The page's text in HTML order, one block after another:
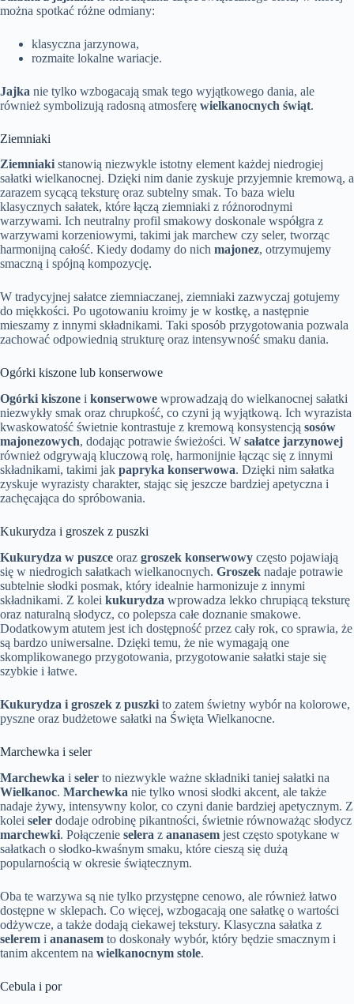
można spotkać różne odmiany:
klasyczna jarzynowa,
rozmaite lokalne wariacje.
Jajka nie tylko wzbogacają smak tego wyjątkowego dania, ale
również symbolizują radosną atmosferę wielkanocnych świąt.
Ziemniaki
Ziemniaki stanowią niezwykle istotny element każdej niedrogiej
sałatki wielkanocnej. Dzięki nim danie zyskuje przyjemnie kremową, a
zarazem sycącą teksturę oraz subtelny smak. To baza wielu
klasycznych sałatek, które łączą ziemniaki z różnorodnymi
warzywami. Ich neutralny profil smakowy doskonale współgra z
warzywami korzeniowymi, takimi jak marchew czy seler, tworząc
harmonijną całość. Kiedy dodamy do nich majonez, otrzymujemy
smaczną i spójną kompozycję.
W tradycyjnej sałatce ziemniaczanej, ziemniaki zazwyczaj gotujemy
do miękkości. Po ugotowaniu kroimy je w kostkę, a następnie
mieszamy z innymi składnikami. Taki sposób przygotowania pozwala
zachować odpowiednią strukturę oraz intensywność smaku dania.
Ogórki kiszone lub konserwowe
Ogórki kiszone i konserwowe wprowadzają do wielkanocnej sałatki
niezwykły smak oraz chrupkość, co czyni ją wyjątkową. Ich wyrazista
kwaskowatość świetnie kontrastuje z kremową konsystencją sosów
majonezowych, dodając potrawie świeżości. W sałatce jarzynowej
również odgrywają kluczową rolę, harmonijnie łącząc się z innymi
składnikami, takimi jak papryka konserwowa. Dzięki nim sałatka
zyskuje wyrazisty charakter, stając się jeszcze bardziej apetyczna i
zachęcająca do spróbowania.
Kukurydza i groszek z puszki
Kukurydza w puszce oraz groszek konserwowy często pojawiają
się w niedrogich sałatkach wielkanocnych. Groszek nadaje potrawie
subtelnie słodki posmak, który idealnie harmonizuje z innymi
składnikami. Z kolei kukurydza wprowadza lekko chrupiącą teksturę
oraz naturalną słodycz, co polepsza całe doznanie smakowe.
Dodatkowym atutem jest ich dostępność przez cały rok, co sprawia, że
są bardzo uniwersalne. Dzięki temu, że nie wymagają one
skomplikowanego przygotowania, przygotowanie sałatki staje się
szybkie i łatwe.
Kukurydza i groszek z puszki to zatem świetny wybór na kolorowe,
pyszne oraz budżetowe sałatki na Święta Wielkanocne.
Marchewka i seler
Marchewka i seler to niezwykle ważne składniki taniej sałatki na
Wielkanoc. Marchewka nie tylko wnosi słodki akcent, ale także
nadaje żywy, intensywny kolor, co czyni danie bardziej apetycznym. Z
kolei seler dodaje odrobinę pikantności, świetnie równoważąc słodycz
marchewki. Połączenie selera z ananasem jest często spotykane w
sałatkach o słodko-kwaśnym smaku, które cieszą się dużą
popularnością w okresie świątecznym.
Oba te warzywa są nie tylko przystępne cenowo, ale również łatwo
dostępne w sklepach. Co więcej, wzbogacają one sałatkę o wartości
odżywcze, a także dodają ciekawej tekstury. Klasyczna sałatka z
selerem i ananasem to doskonały wybór, który będzie smacznym i
tanim akcentem na wielkanocnym stole.
Cebula i por